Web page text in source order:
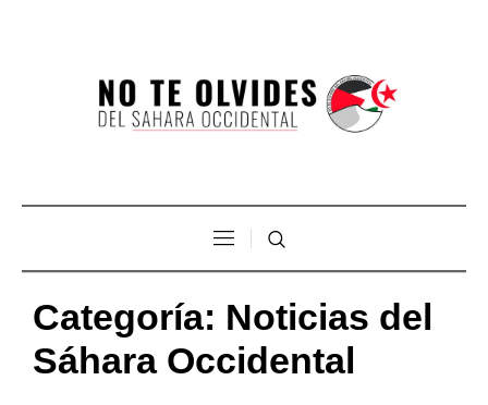
Categoría: Noticias del
Sáhara Occidental